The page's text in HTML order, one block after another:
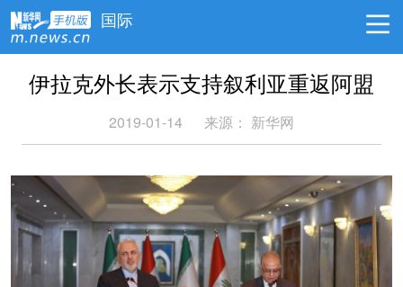
国际
伊拉克外长表示支持叙利亚重返阿盟
2019-01-14 来源： 新华网